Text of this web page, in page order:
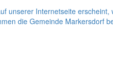
unserer Internetseite
die Gemeinde Markersdorf